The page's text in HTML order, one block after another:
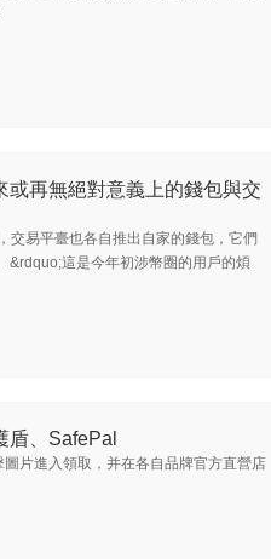
或再無絕對意義上的錢包與交
交易平臺也各自推出自家的錢包，它們
&rdquo;這是今年初涉幣圈的用戶的煩
盾、SafePal
片進入領取，并在各自品牌官方直營店